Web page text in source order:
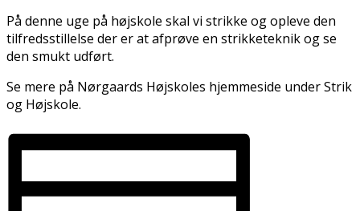
På denne uge på højskole skal vi strikke og opleve den
tilfredsstillelse der er at afprøve en strikketeknik og se
den smukt udført.
Se mere på Nørgaards Højskoles hjemmeside under Strik
og Højskole.